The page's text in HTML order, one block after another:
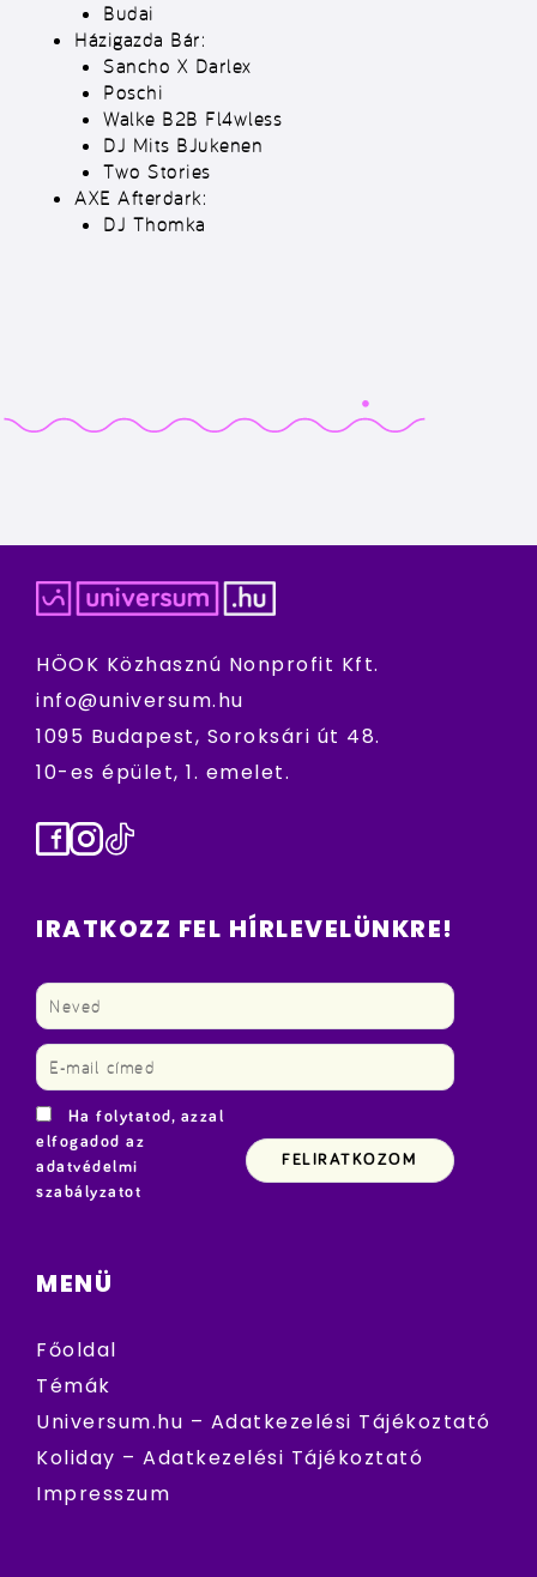
Budai
Házigazda Bár:
Sancho X Darlex
Poschi
Walke B2B Fl4wless
DJ Mits BJukenen
Two Stories
AXE Afterdark:
DJ Thomka
HÖOK Közhasznú Nonprofit Kft.
info@universum.hu
1095 Budapest, Soroksári út 48.
10-es épület, 1. emelet.
Facebook
Instagram
TikTok
IRATKOZZ FEL HÍRLEVELÜNKRE!
Ha folytatod, azzal
elfogadod az
adatvédelmi
szabályzatot
MENÜ
Főoldal
Témák
Universum.hu – Adatkezelési Tájékoztató
Koliday – Adatkezelési Tájékoztató
Impresszum